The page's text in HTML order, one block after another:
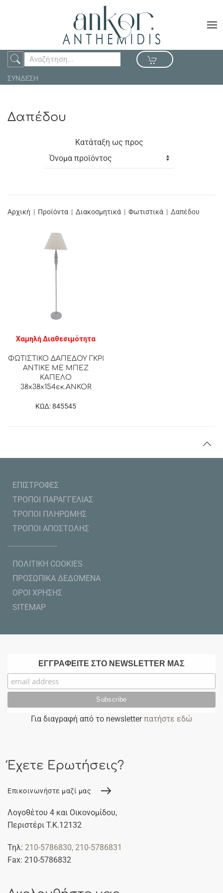
ΣΥΝΔΕΣΗ
Δαπέδου
Κατάταξη ως προς
Αρχική Προϊόντα Διακοσμητικά Φωτιστικά Δαπέδου
Χαμηλή Διαθεσιμότητα
ΦΩΤΙΣΤΙΚΟ ΔΑΠΕΔΟΥ ΓΚΡΙ
ΑΝΤΙΚΕ ΜΕ ΜΠΕΖ
ΚΑΠΕΛΟ
38x38x154εκ.ANKOR
ΚΩΔ: 845545
ΕΠΙΣΤΡΟΦΕΣ
ΤΡΟΠΟΙ ΠΑΡΑΓΓΕΛΙΑΣ
ΤΡΟΠΟΙ ΠΛΗΡΩΜΗΣ
ΤΡΟΠΟΙ ΑΠΟΣΤΟΛΗΣ
ΠΟΛΙΤΙΚΗ COOKIES
ΠΡΟΣΩΠΙΚΑ ΔΕΔΟΜΕΝΑ
ΟΡΟΙ ΧΡΗΣΗΣ
SITEMAP
ΕΓΓΡΑΦΕΙΤΕ ΣΤΟ NEWSLETTER ΜΑΣ
Για διαγραφή από το newsletterπατήστε εδώ
Έχετε Ερωτήσεις?
Επικοινωνήστε μαζί μας
Λογοθέτου 4 και Οικονομίδου,
Περιστέρι Τ.Κ.12132
Τηλ: 210-5786830, 210-5786831
Fax: 210-5786832